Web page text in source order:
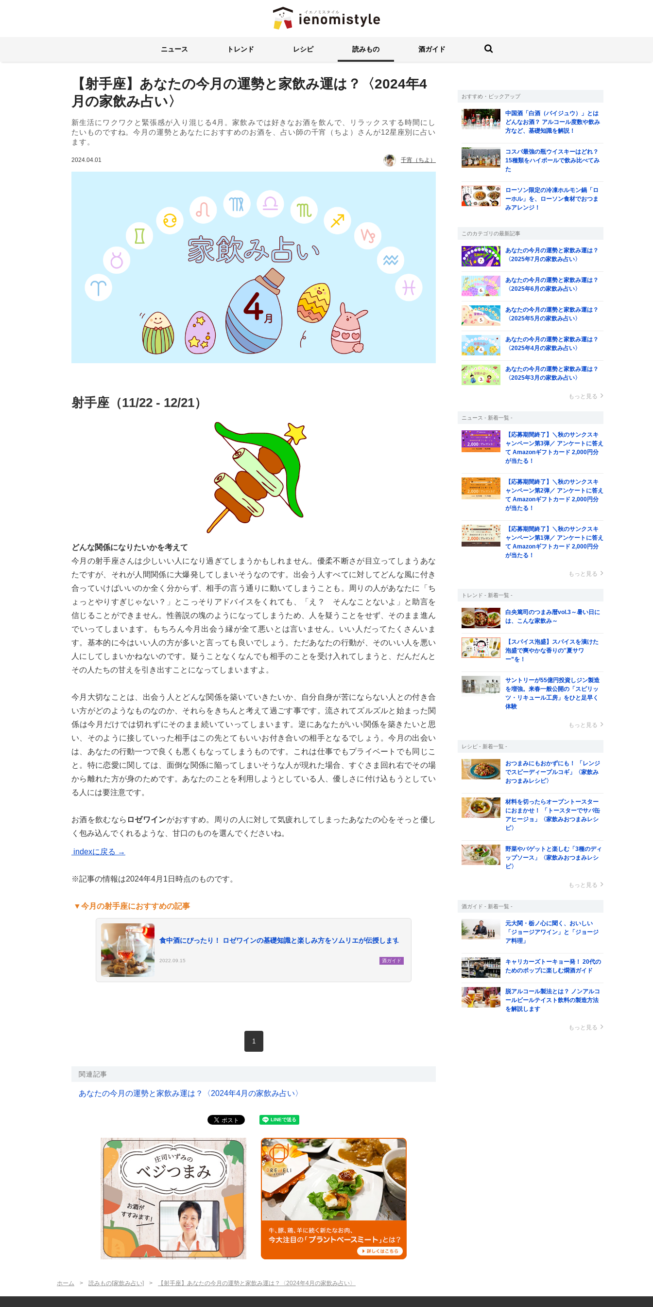
イエノミスタイル 家飲みを楽しむ人の情報サイト
ニュース トレンド レシピ 読みもの 酒ガイド 検索する
【射手座】あなたの今月の運勢と家飲み運は？〈2024年4
月の家飲み占い〉
新生活にワクワクと緊張感が入り混じる4月。家飲みでは好きなお酒を飲んで、リラックスする時間にし
たいものですね。今月の運勢とあなたにおすすめのお酒を、占い師の千宵（ちよ）さんが12星座別に占い
ます。
2024.04.01 千宵（ちよ）
射手座（11/22 - 12/21）
どんな関係になりたいかを考えて
今月の射手座さんは少しいい人になり過ぎてしまうかもしれません。優柔不断さが目立ってしまうあな
たですが、それが人間関係に大爆発してしまいそうなのです。出会う人すべてに対してどんな風に付き
合っていけばいいのか全く分からず、相手の言う通りに動いてしまうことも。周りの人があなたに「ち
ょっとやりすぎじゃない？」とこっそりアドバイスをくれても、「え？ そんなことないよ」と助言を
信じることができません。性善説の塊のようになってしまうため、人を疑うことをせず、そのまま進ん
でいってしまいます。もちろん今月出会う縁が全て悪いとは言いません。いい人だってたくさんいま
す。基本的に今はいい人の方が多いと言っても良いでしょう。ただあなたの行動が、そのいい人を悪い
人にしてしまいかねないのです。疑うことなくなんでも相手のことを受け入れてしまうと、だんだんと
その人たちの甘えを引き出すことになってしまいますよ。
今月大切なことは、出会う人とどんな関係を築いていきたいか、自分自身が苦にならない人との付き合
い方がどのようなものなのか、それらをきちんと考えて過ごす事です。流されてズルズルと始まった関
係は今月だけでは切れずにそのまま続いていってしまいます。逆にあなたがいい関係を築きたいと思
い、そのように接していった相手はこの先とてもいいお付き合いの相手となるでしょう。今月の出会い
は、あなたの行動一つで良くも悪くもなってしまうものです。これは仕事でもプライベートでも同じこ
と。特に恋愛に関しては、面倒な関係に陥ってしまいそうな人が現れた場合、すぐさま回れ右でその場
から離れた方が身のためです。あなたのことを利用しようとしている人、優しさに付け込もうとしてい
る人には要注意です。
お酒を飲むなら ロゼワインがおすすめ。周りの人に対して気疲れしてしまったあなたの心をそっと優し
く包み込んでくれるような、甘口のものを選んでくださいね。
indexに戻る →
※記事の情報は2024年4月1日時点のものです。
▼今月の射手座におすすめの記事
食中酒にぴったり！ ロゼワインの基礎知識と楽しみ方をソムリエが伝授します
2022.09.15 酒ガイド
1
関連記事
あなたの今月の運勢と家飲み運は？〈2024年4月の家飲み占い〉
おすすめ・ピックアップ
中国酒「白酒（バイジュウ）」とは
どんなお酒？ アルコール度数や飲み
方など、基礎知識を解説！
コスパ最強の瓶ウイスキーはどれ？
15種類をハイボールで飲み比べてみ
た
ローソン限定の冷凍ホルモン鍋「ロ
ーホル」を、ローソン食材でおつま
みアレンジ！
このカテゴリの最新記事
あなたの今月の運勢と家飲み運は？
〈2025年7月の家飲み占い〉
あなたの今月の運勢と家飲み運は？
〈2025年6月の家飲み占い〉
あなたの今月の運勢と家飲み運は？
〈2025年5月の家飲み占い〉
あなたの今月の運勢と家飲み運は？
〈2025年4月の家飲み占い〉
あなたの今月の運勢と家飲み運は？
〈2025年3月の家飲み占い〉
もっと見る
ニュース - 新着一覧 -
【応募期間終了】＼秋のサンクスキ
ャンペーン第3弾／ アンケートに答え
て Amazonギフトカード 2,000円分
が当たる！
【応募期間終了】＼秋のサンクスキ
ャンペーン第2弾／ アンケートに答え
て Amazonギフトカード 2,000円分
が当たる！
【応募期間終了】＼秋のサンクスキ
ャンペーン第1弾／ アンケートに答え
て Amazonギフトカード 2,000円分
が当たる！
もっと見る
トレンド - 新着一覧 -
白央篤司のつまみ暦vol.3～暑い日に
は、こんな家飲み～
【スパイス泡盛】スパイスを漬けた
泡盛で爽やかな香りの‟夏サワ
ー”を！
サントリーが55億円投資しジン製造
を増強。来春一般公開の「スピリッ
ツ・リキュール工房」をひと足早く
体験
もっと見る
レシピ - 新着一覧 -
おつまみにもおかずにも！ 「レンジ
でスピーディープルコギ」〈家飲み
おつまみレシピ〉
材料を切ったらオーブントースター
におまかせ！ 「トースターでサバ缶
アヒージョ」〈家飲みおつまみレシ
ピ〉
野菜やバゲットと楽しむ「3種のディ
ップソース」〈家飲みおつまみレシ
ピ〉
もっと見る
酒ガイド - 新着一覧 -
元大関・栃ノ心に聞く、おいしい
「ジョージアワイン」と「ジョージ
ア料理」
キャリカーズトーキョー発！ 20代の
ためのポップに楽しむ燗酒ガイド
脱アルコール製法とは？ ノンアルコ
ールビールテイスト飲料の製造方法
を解説します
もっと見る
ホーム 読みもの[家飲み占い] 【射手座】あなたの今月の運勢と家飲み運は？〈2024年4月の家飲み占い〉